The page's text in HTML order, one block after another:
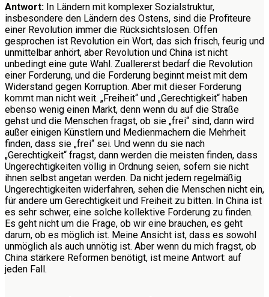
Antwort: In Ländern mit komplexer Sozialstruktur,
insbesondere den Ländern des Ostens, sind die Profiteure
einer Revolution immer die Rücksichtslosen. Offen
gesprochen ist Revolution ein Wort, das sich frisch, feurig und
unmittelbar anhört, aber Revolution und China ist nicht
unbedingt eine gute Wahl. Zuallererst bedarf die Revolution
einer Forderung, und die Forderung beginnt meist mit dem
Widerstand gegen Korruption. Aber mit dieser Forderung
kommt man nicht weit. „Freiheit“ und „Gerechtigkeit“ haben
ebenso wenig einen Markt, denn wenn du auf die Straße
gehst und die Menschen fragst, ob sie „frei“ sind, dann wird
außer einigen Künstlern und Medienmachern die Mehrheit
finden, dass sie „frei“ sei. Und wenn du sie nach
„Gerechtigkeit“ fragst, dann werden die meisten finden, dass
Ungerechtigkeiten völlig in Ordnung seien, sofern sie nicht
ihnen selbst angetan werden. Da nicht jedem regelmäßig
Ungerechtigkeiten widerfahren, sehen die Menschen nicht ein,
für andere um Gerechtigkeit und Freiheit zu bitten. In China ist
es sehr schwer, eine solche kollektive Forderung zu finden.
Es geht nicht um die Frage, ob wir eine brauchen, es geht
darum, ob es möglich ist. Meine Ansicht ist, dass es sowohl
unmöglich als auch unnötig ist. Aber wenn du mich fragst, ob
China stärkere Reformen benötigt, ist meine Antwort: auf
jeden Fall.